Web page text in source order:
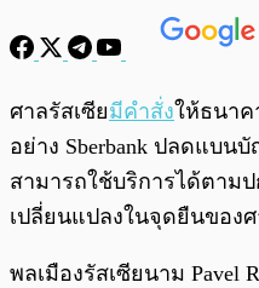
พร้อมเล่น
ศาลรัสเซียมีคำสั่งให้ธนาค
อย่าง Sberbank ปลดแบ
สามารถใช้บริการได้ตาม
เปลี่ยนแปลงในจุดยืนของ
พลเมืองรัสเซียนาม Pavel